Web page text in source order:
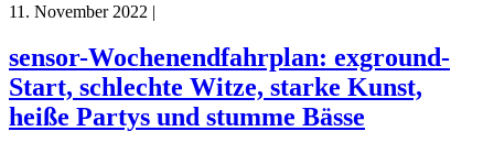
11. November 2022 |
sensor-Wochenendfahrplan: exground-
Start, schlechte Witze, starke Kunst,
heiße Partys und stumme Bässe